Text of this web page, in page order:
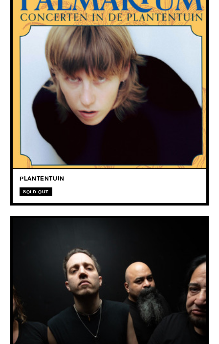
WED
09.09
2026
Whispering Sons frontvrouw Fenne Kuppens doet het solo, maar
met piano en cello; en Antwerpse harpist Laura De Jongh gaat van
begeleiding naar leiding richting meanderende muziek om in te
verdwalen.
PLANTENTUIN
SOLD OUT
FRI
11.09
2026